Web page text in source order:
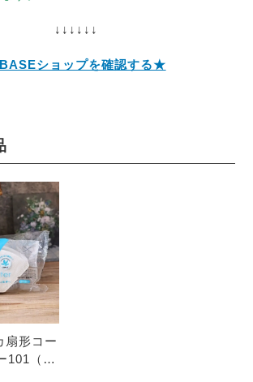
↓↓↓↓↓↓
ショップを確認する★
扇形コー
101（10